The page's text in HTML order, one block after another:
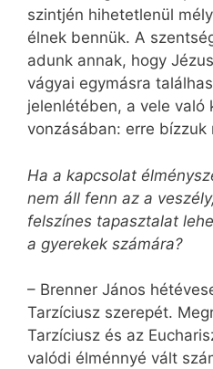
szintjén hihetetlenül
élnek bennük. A
adunk annak, hogy
vágyai egymásra
jelenlétében, a vele való
vonzásában: erre bízzuk
Ha a kapcsolat
nem áll fenn az a
felszínes tapasztalat
a gyerekek számára?
– Brenner János
Tarzíciusz szerepét.
Tarzíciusz és az
valódi élménnyé vált